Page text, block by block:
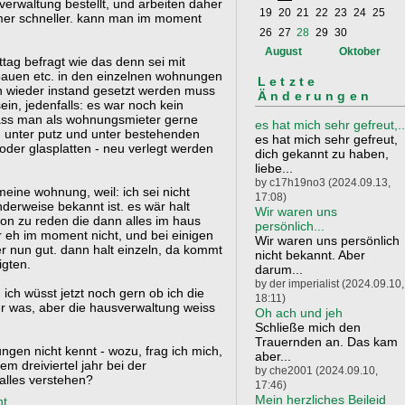
bestellt, und arbeiten daher
schneller. kann man im moment
befragt wie das denn sei mit
etc. in den einzelnen wohnungen
instand gesetzt werden muss
jedenfalls: es war noch kein
man als wohnungsmieter gerne
putz und unter bestehenden
glasplatten - neu verlegt werden
wohnung, weil: ich sei nicht
bekannt ist. es wär halt
zu reden die dann alles im haus
im moment nicht, und bei einigen
nun gut. dann halt einzeln, da kommt
wüsst jetzt noch gern ob ich die
was, aber die hausverwaltung weiss
nicht kennt - wozu, frag ich mich,
dreiviertel jahr bei der
verstehen?
19 20 21 22 23 24 25
26 27 28 29 30
August
Oktober
Letzte
Änderungen
es hat mich sehr
es hat mich sehr gefreut,
dich gekannt zu haben,
liebe...
by c17h19no3 (2024.09.13,
17:08)
Wir waren uns
persönlich...
Wir waren uns persönlich
nicht bekannt. Aber
darum...
by der imperialist (2024.09.10,
18:11)
Oh ach und jeh
Schließe mich den
Trauernden an. Das kam
aber...
by che2001 (2024.09.10,
17:46)
Mein herzliches Beileid